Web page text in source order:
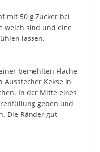
mit 50 g Zucker bei
weich sind und eine
lassen.
bemehlten Fläche
Kekse in
In der Mitte eines
geben und
Die Ränder gut